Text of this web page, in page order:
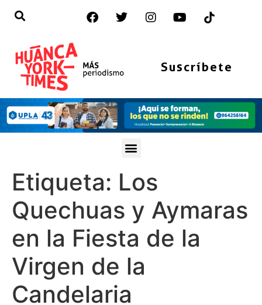
Suscríbete
Etiqueta: Los
Quechuas y Aymaras
en la Fiesta de la
Virgen de la
Candelaria